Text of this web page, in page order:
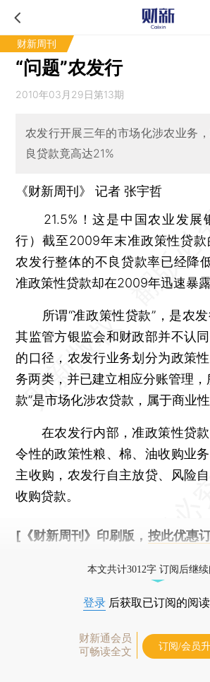
财新周刊
“问题”农发行
2010年03月29日第13期
农发行开展三年的市场化涉农业务
良贷款竟高达21%
《财新周刊》 记者张宇哲
21.5%！这是中国农业发展
行）截至2009年末准政策性贷
农发行整体的不良贷款率已经降
准政策性贷款却在2009年迅速暴露
所谓“准政策性贷款”，是农发
其监管方银监会和财政部并不认
的口径，农发行业务划分为政策
务两类，并已建立相应分账管理，
款”是市场化涉农贷款，属于商业性
在农发行内部，准政策性贷款
令性的政策性粮、棉、油收购业
主收购，农发行自主放贷、风险
收购贷款。
[《财新周刊》印刷版， 按此优惠
本文共计3012字 订阅后继
登录 后获取已订阅的阅
财新通会员
可畅读全文
订阅/会员